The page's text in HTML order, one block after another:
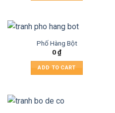
Phố Hàng Bột
0₫
ADD TO CART